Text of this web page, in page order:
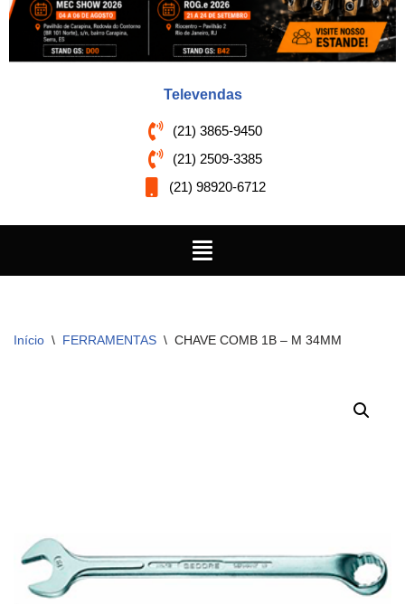
Televendas
(21) 3865-9450
(21) 2509-3385
(21) 98920-6712
Início \ FERRAMENTAS \ CHAVE COMB 1B – M 34MM